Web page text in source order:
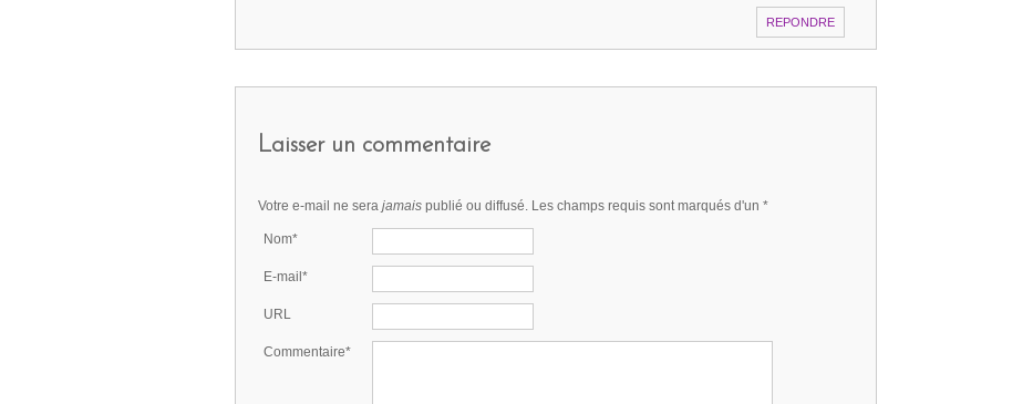
REPONDRE
Laisser un commentaire
Votre e-mail ne sera jamais publié ou diffusé. Les champs requis sont marqués d'un *
Nom*
E-mail*
URL
Commentaire*